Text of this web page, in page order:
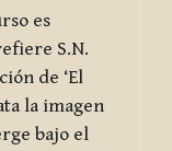
es
S.N.
de ‘El
la imagen
bajo el